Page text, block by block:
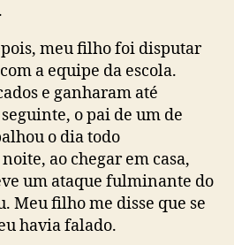
meu filho foi disputar
a equipe da escola.
e ganharam até
o pai de um de
o dia todo
ao chegar em casa,
um ataque fulminante do
Meu filho me disse que se
havia falado.